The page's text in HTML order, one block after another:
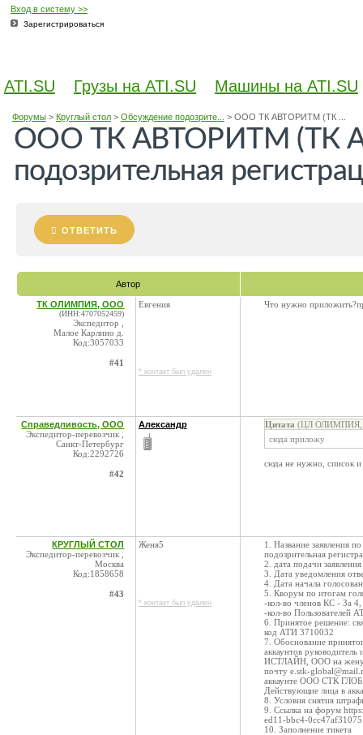
Вход в систему >>
Зарегистрироваться
ATI.SU Грузы на ATI.SU Машины на ATI.SU
Форумы> Круглый стол> Обсуждение подозрите... > ООО ТК АВТОРИТМ (ТК ...
ООО ТК АВТОРИТМ (ТК
подозрительная
ОТВЕТИТЬ
Автор
ТК ОЛИМПИЯ, ООО
(ИНН:4707052459)
Экспедитор ,
Малое Карлино д.
Код:3057033
#41
Евгения
* контакт был удален
Что нужно
Справедливость, ООО
Экспедитор-перевозчик ,
Санкт-Петербург
Код:2292726
#42
Александр Цитата (ЦЛ ОЛИМПИЯ,
сюда приложу
сюда не нужно, список и
КРУГЛЫЙ СТОЛ
Экспедитор-перевозчик ,
Москва
Код:1858658
#43
Женя5
* контакт был удален
1. Название
подозрительная
2. дата подачи
3. Дата уведомления
4. Дата начала
5. Кворум по итогам
-кол-во членов КС - За
-кол-во Пользователей
6. Принятое решение:
код АТИ 3710032
7. Обоснование
аккаунтов
ИСТЛАЙН, ООО на жену
почту e.stk-
аккаунте ООО СТК
Действующие лица в
8. Условия снятия
9. Ссылка на форум
ed11-bbc4-0cc47af31075
10. Заполнение тикета